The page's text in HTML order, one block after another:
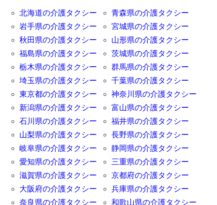
北海道の介護タクシー
青森県の介護タクシー
岩手県の介護タクシー
宮城県の介護タクシー
秋田県の介護タクシー
山形県の介護タクシー
福島県の介護タクシー
茨城県の介護タクシー
栃木県の介護タクシー
群馬県の介護タクシー
埼玉県の介護タクシー
千葉県の介護タクシー
東京都の介護タクシー
神奈川県の介護タクシー
新潟県の介護タクシー
富山県の介護タクシー
石川県の介護タクシー
福井県の介護タクシー
山梨県の介護タクシー
長野県の介護タクシー
岐阜県の介護タクシー
静岡県の介護タクシー
愛知県の介護タクシー
三重県の介護タクシー
滋賀県の介護タクシー
京都府の介護タクシー
大阪府の介護タクシー
兵庫県の介護タクシー
奈良県の介護タクシー
和歌山県の介護タクシー